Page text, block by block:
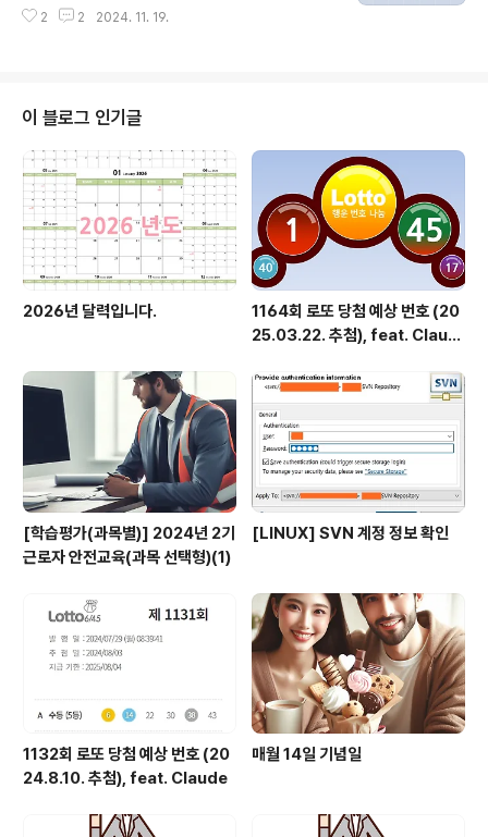
가격: 관세를 내지 않기 때문에 일반 브랜드 옷보다 저렴합
2 2 2024. 11. 19.
이 블로그 인기글
2026년 달력입니다.
1164회 로또 당첨 예상 번호 (20
25.03.22. 추첨), feat. Claud
[학습평가(과목별)] 2024년 2기
근로자 안전교육(과목 선택형)(1)
[LINUX] SVN 계정 정보 확인
1132회 로또 당첨 예상 번호 (20
24.8.10. 추첨), feat. Claude
매월 14일 기념일